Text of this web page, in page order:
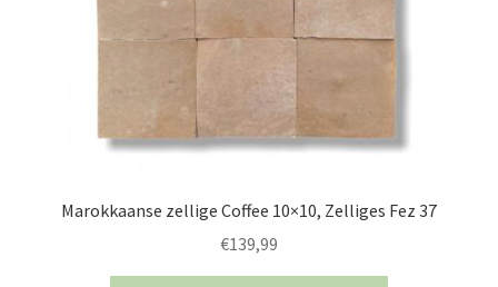
Marokkaanse zellige Coffee 10×10, Zelliges Fez 37
€139,99